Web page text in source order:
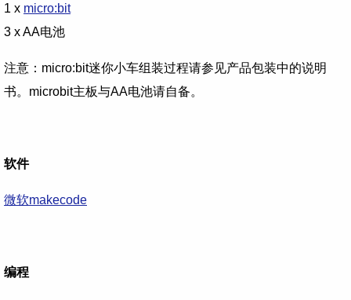
1 x micro:bit
3 x AA电池
注意：micro:bit迷你小车组装过程请参见产品包装中的说明
书。microbit主板与AA电池请自备。
软件
微软makecode
编程